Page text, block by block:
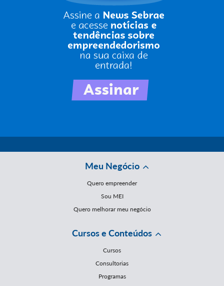
Meu Negócio
Quero empreender
Sou MEI
Quero melhorar meu negócio
Cursos e Conteúdos
Cursos
Consultorias
Programas